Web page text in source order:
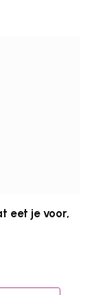
eet je voor,